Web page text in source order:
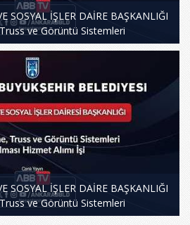
SOSYAL İŞLER DAİRE BAŞKANLIĞI
ve Görüntü Sistemleri
İşi - 2. Oturum
SOSYAL İŞLER DAİRE BAŞKANLIĞI
ve Görüntü Sistemleri
İşi